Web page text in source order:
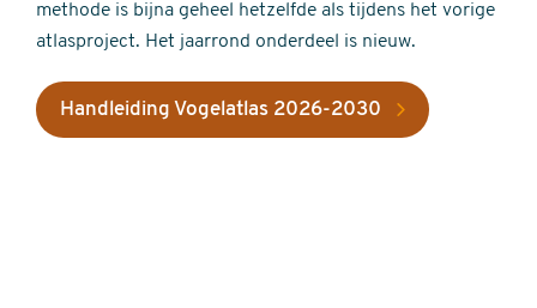
methode is bijna geheel hetzelfde als tijdens het vorige
atlasproject. Het jaarrond onderdeel is nieuw.
Handleiding Vogelatlas 2026-2030